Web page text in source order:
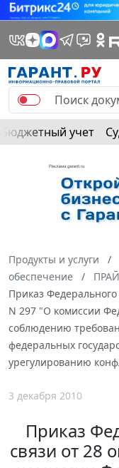
Бюджетный учет
Продукты и услуги
обеспечение
Приказ Федерального
N 297 "О комиссии
соблюдению
федеральных
урегулированию
3 декабря 2010
Приказ
связи от 28